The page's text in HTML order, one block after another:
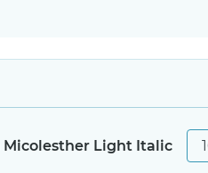
Micolesther Light Italic